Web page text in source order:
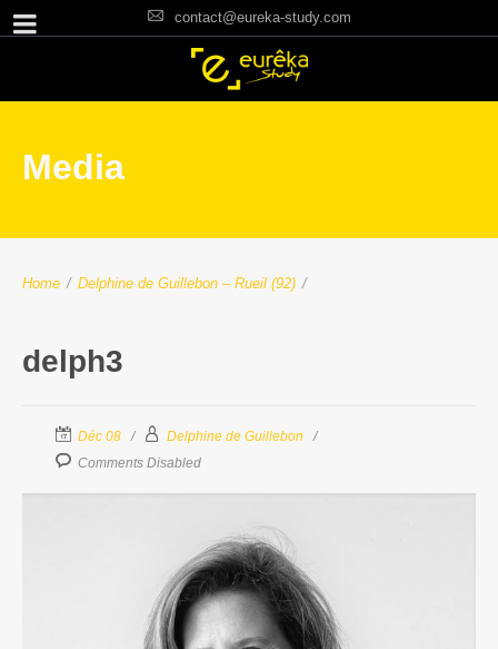
contact@eureka-study.com
Media
Home / Delphine de Guillebon – Rueil (92) /
delph3
Déc 08
Delphine de Guillebon
Comments Disabled